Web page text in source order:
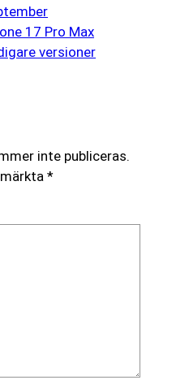
17 Pro Max
versioner
inte publiceras.
*